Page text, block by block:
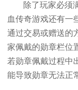
除了玩家必须
血传奇游戏还有一
通过交易或赠送的
家佩戴的勋章栏位
若勋章佩戴过程中
能导致勋章无法正